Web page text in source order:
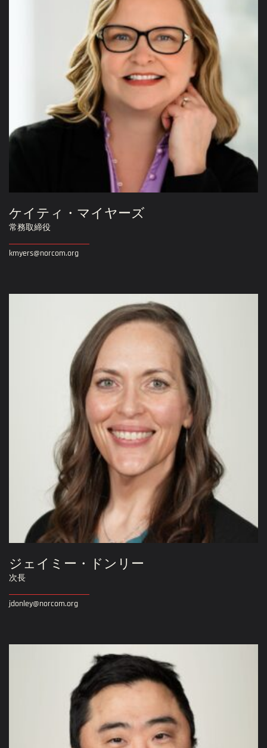
ケイティ・マイヤーズ
常務取締役
kmyers@norcom.org
ジェイミー・ドンリー
次長
jdonley@norcom.org